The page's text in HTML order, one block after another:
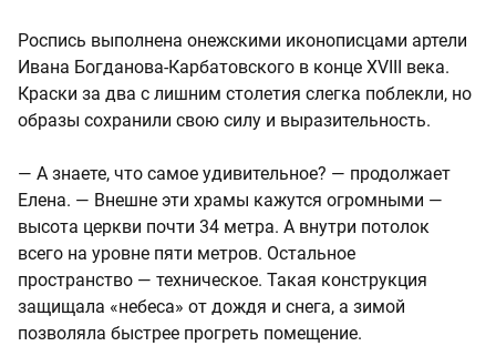
Роспись выполнена онежскими иконописцами артели
Ивана Богданова-Карбатовского в конце XVIII века.
Краски за два с лишним столетия слегка поблекли, но
образы сохранили свою силу и выразительность.
— А знаете, что самое удивительное? — продолжает
Елена. — Внешне эти храмы кажутся огромными —
высота церкви почти 34 метра. А внутри потолок
всего на уровне пяти метров. Остальное
пространство — техническое. Такая конструкция
защищала «небеса» от дождя и снега, а зимой
позволяла быстрее прогреть помещение.